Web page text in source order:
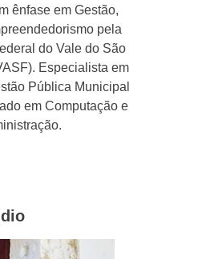
ênfase em Gestão,
pela
do Vale do São
Especialista em
Pública Municipal
em Computação e